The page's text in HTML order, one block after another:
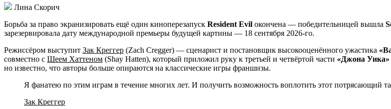
Лина Скорич
Борьба за право экранизировать ещё один киноперезапуск Resident Evil окончена — победительницей вышла
зарезервировала дату международной премьеры будущей картины — 18 сентября 2026-го.
Режиссёром выступит Зак Креггер (Zach Cregger) — сценарист и постановщик высокооценённого ужастика
совместно с Шеем Хаттеном (Shay Hatten), который приложил руку к третьей и четвёртой части «Джона Уика»
но известно, что авторы больше опираются на классические игры франшизы.
Я фанатею по этим играм в течение многих лет. И получить возможность воплотить этот потрясающий
Зак Креггер